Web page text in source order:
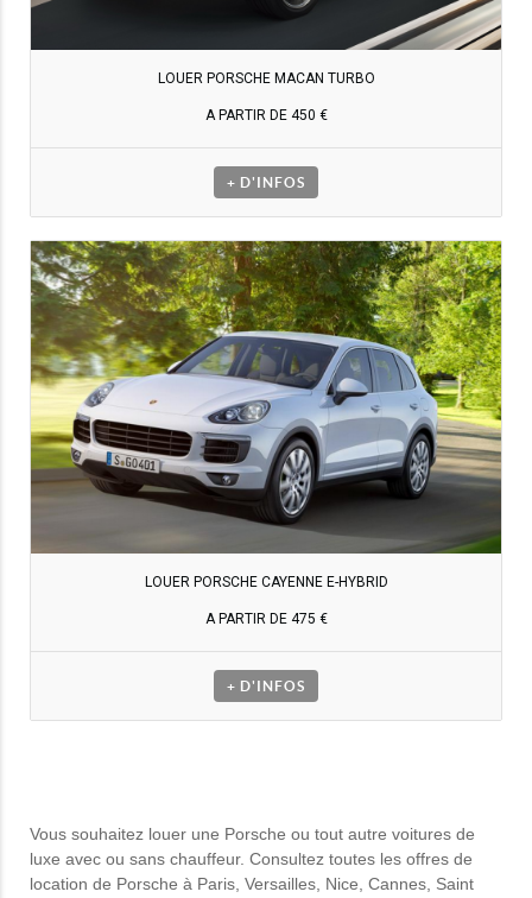
LOUER PORSCHE MACAN TURBO
A PARTIR DE 450 €
+ D'INFOS
LOUER PORSCHE CAYENNE E-HYBRID
A PARTIR DE 475 €
+ D'INFOS
Vous souhaitez louer une Porsche ou tout autre voitures de
luxe avec ou sans chauffeur. Consultez toutes les offres de
location de Porsche à Paris, Versailles, Nice, Cannes, Saint